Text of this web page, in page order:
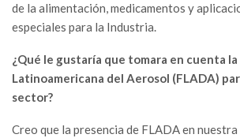
de la alimentación, medicamentos y
especiales para la Industria.
¿Qué le gustaría que tomara en cuenta
Latinoamericana del Aerosol (FLADA)
sector?
Creo que la presencia de FLADA en